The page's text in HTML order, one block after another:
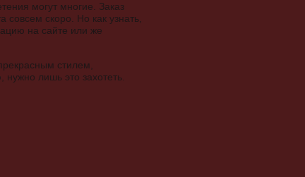
могут многие. Заказ
совсем скоро. Но как узнать,
на сайте или же
стилем,
лишь это захотеть.